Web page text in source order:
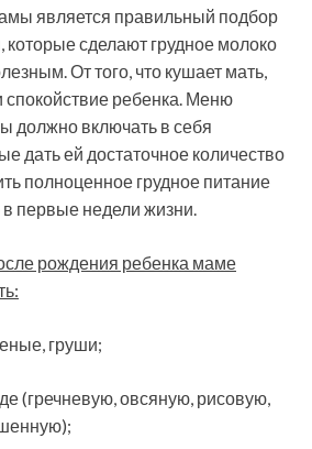
является правильный подбор
которые сделают грудное молоко
От того, что кушает мать,
спокойствие ребенка. Меню
должно включать в себя
дать ей достаточное количество
полноценное грудное питание
первые недели жизни.
рождения ребенка маме
груши;
(гречневую, овсяную, рисовую,